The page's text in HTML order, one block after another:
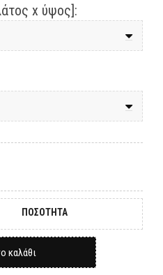
x ύψος]:
ΠΟΣΟΤΗΤΑ
καλάθι